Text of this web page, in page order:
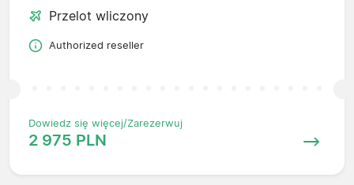
Przelot wliczony
Authorized reseller
Dowiedz się więcej/Zarezerwuj
2 975 PLN